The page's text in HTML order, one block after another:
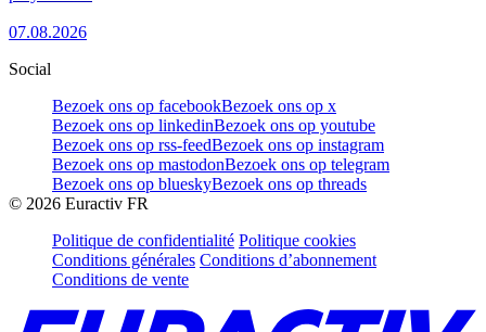
07.08.2026
Social
Bezoek ons op facebookBezoek ons op x
Bezoek ons op linkedinBezoek ons op youtube
Bezoek ons op rss-feedBezoek ons op instagram
Bezoek ons op mastodonBezoek ons op telegram
Bezoek ons op blueskyBezoek ons op threads
© 2026 Euractiv FR
Politique de confidentialité Politique cookies
Conditions générales Conditions d’abonnement
Conditions de vente